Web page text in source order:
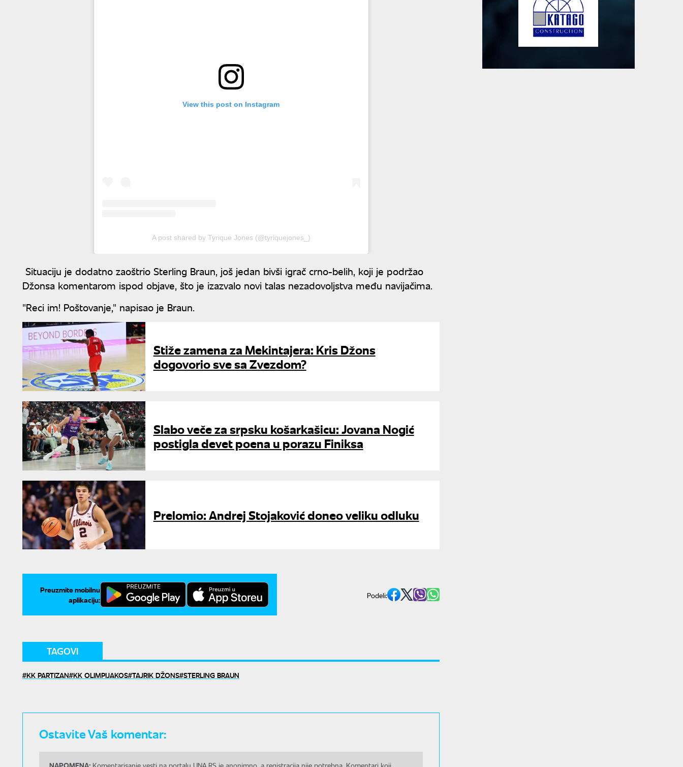
View this post on Instagram
A post shared by Tyrique Jones (@tyriquejones_)
Situaciju je dodatno zaoštrio Sterling Braun, još jedan bivši igrač crno-belih, koji je podržao
Džonsa komentarom ispod objave, što je izazvalo novi talas nezadovoljstva među navijačima.
"Reci im! Poštovanje," napisao je Braun.
Stiže zamena za Mekintajera: Kris Džons
dogovorio sve sa Zvezdom?
Slabo veče za srpsku košarkašicu: Jovana Nogić
postigla devet poena u porazu Finiksa
Prelomio: Andrej Stojaković doneo veliku odluku
Preuzmite mobilnu
aplikaciju:
Podeli:
TAGOVI
KK PARTIZAN KK OLIMPIJAKOS TAJRIK DŽONS STERLING BRAUN
Ostavite Vaš komentar: